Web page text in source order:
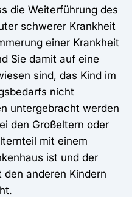
die Weiterführung des
schwerer Krankheit
einer Krankheit
Sie damit auf eine
sind, das Kind im
nicht
untergebracht werden
den Großeltern oder
mit einem
ist und der
anderen Kindern